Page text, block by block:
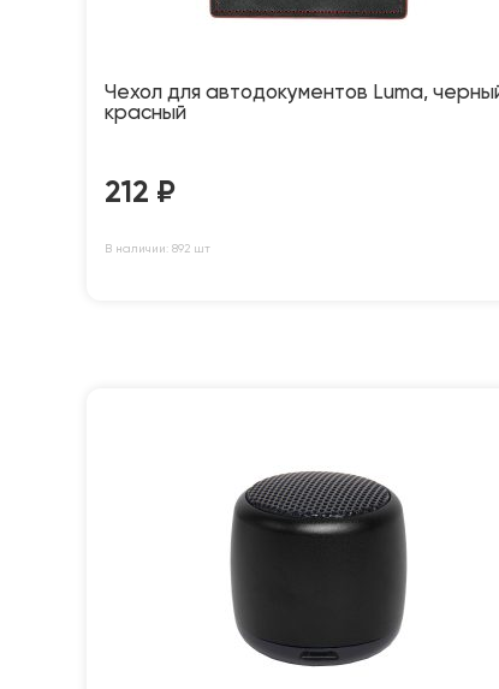
Чехол для автодокументов Luma,
красный
212 ₽
В наличии: 892 шт